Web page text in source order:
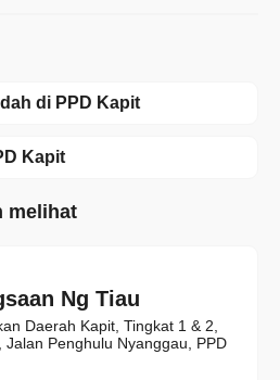
di PPD Kapit
Kapit
melihat
Ng Tiau
Daerah Kapit, Tingkat 1 & 2,
Jalan Penghulu Nyanggau, PPD